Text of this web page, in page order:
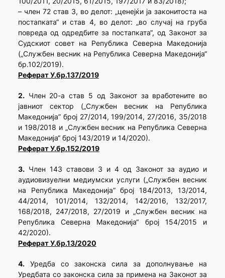
– член 72 став 3, во делот: „ценејќи ја законитоста на
постапката“ и став 4, во делот: „во случај на груба
повреда од одредбите за постапката“, од Законот за
Судскиот совет на Република Северна Македонија
(„Службен весник на Република Северна Македонија“
бр.102/2019).
Реферат У.бр.137/2019
2.Член 20-а став 5 од Законот за вработените во
јавниот сектор („Службен весник на Република
Македонија” број 27/2014, 199/2014, 27/2016, 35/2018
и 198/2018 и „Службен весник на Република Северна
Македонија“ број 143/2019 и 14/2020).
Реферат У.бр.152/2019
3.Член 143 ставoви 3 и 4 од Законот за аудио и
аудиовизуелни медиумски услуги („Службен весник
на Република Македонија” број 184/2013, 13/2014,
44/2014, 101/2014, 132/2014, 142/2016, 132/2017,
168/2018, 247/2018, 27/2019 и „Службен весник на
Република Северна Македонија“ број 154/2015 и
42/2020).
Реферат У.бр.13/2020
4.Уредба со законска сила за дополнување на
Уредбата со законска сила за примена на Законот за